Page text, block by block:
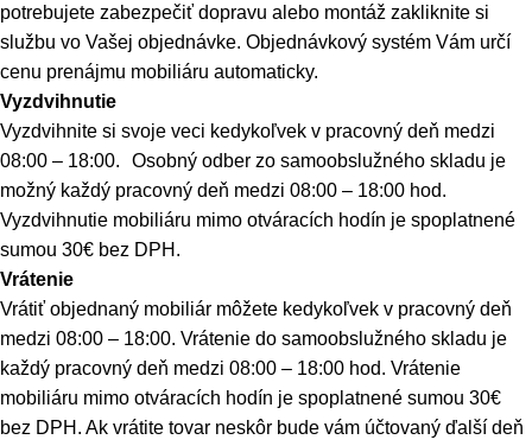
potrebujete zabezpečiť dopravu alebo montáž zakliknite si
službu vo Vašej objednávke. Objednávkový systém Vám určí
cenu prenájmu mobiliáru automaticky.
Vyzdvihnutie
Vyzdvihnite si svoje veci kedykoľvek v pracovný deň medzi
08:00 – 18:00. Osobný odber zo samoobslužného skladu je
možný každý pracovný deň medzi 08:00 – 18:00 hod.
Vyzdvihnutie mobiliáru mimo otváracích hodín je spoplatnené
sumou 30€ bez DPH.
Vrátenie
Vrátiť objednaný mobiliár môžete kedykoľvek v pracovný deň
medzi 08:00 – 18:00. Vrátenie do samoobslužného skladu je
každý pracovný deň medzi 08:00 – 18:00 hod. Vrátenie
mobiliáru mimo otváracích hodín je spoplatnené sumou 30€
bez DPH. Ak vrátite tovar neskôr bude vám účtovaný ďalší deň